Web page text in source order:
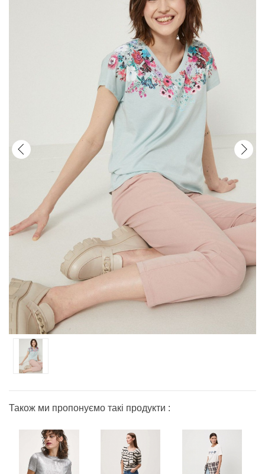
Також ми пропонуємо такі продукти :